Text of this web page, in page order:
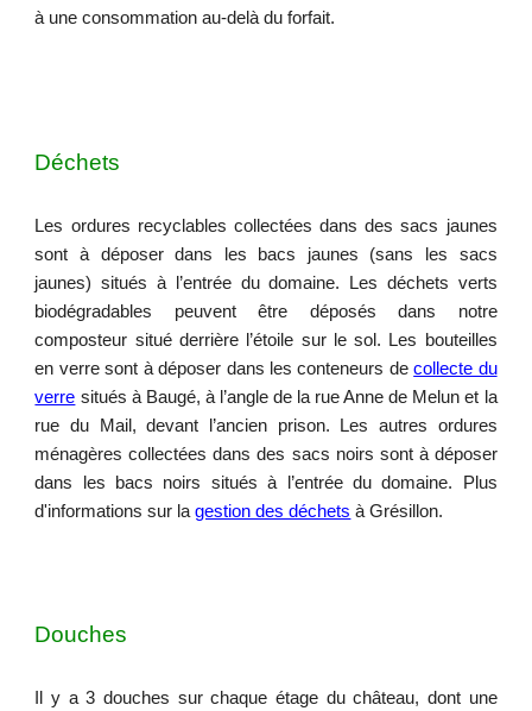
à une consommation au-delà du forfait.
Déchets
Les ordures recyclables collectées dans des sacs jaunes
sont à déposer dans les bacs jaunes (sans les sacs
jaunes) situés à l’entrée du domaine. Les déchets verts
biodégradables peuvent être déposés dans notre
composteur situé derrière l’étoile sur le sol. Les bouteilles
en verre sont à déposer dans les conteneurs decollecte du
verre situés à Baugé, à l’angle de la rue Anne de Melun et la
rue du Mail, devant l’ancien prison. Les autres ordures
ménagères collectées dans des sacs noirs sont à déposer
dans les bacs noirs situés à l’entrée du domaine.
Pl us
d'informations sur lagestion des déchets à Grésillon.
Douches
Il y a 3 douches sur chaque étage du château, dont une